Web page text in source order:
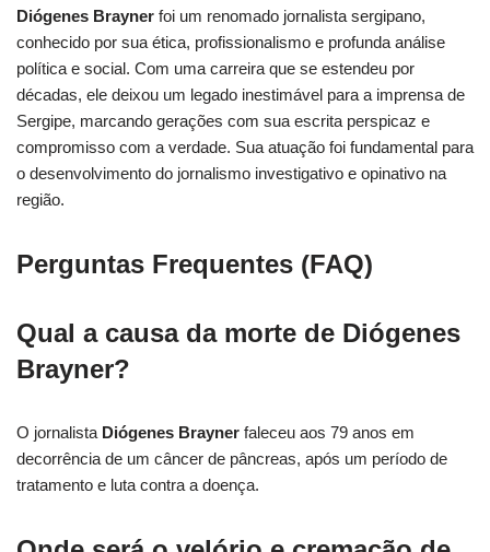
Diógenes Brayner foi um renomado jornalista sergipano,
conhecido por sua ética, profissionalismo e profunda análise
política e social. Com uma carreira que se estendeu por
décadas, ele deixou um legado inestimável para a imprensa de
Sergipe, marcando gerações com sua escrita perspicaz e
compromisso com a verdade. Sua atuação foi fundamental para
o desenvolvimento do jornalismo investigativo e opinativo na
região.
Perguntas Frequentes (FAQ)
Qual a causa da morte de Diógenes
Brayner?
O jornalista Diógenes Brayner faleceu aos 79 anos em
decorrência de um câncer de pâncreas, após um período de
tratamento e luta contra a doença.